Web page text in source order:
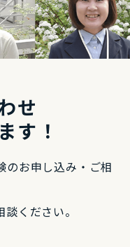
せ
す！
お申し込み・ ご相
ください。